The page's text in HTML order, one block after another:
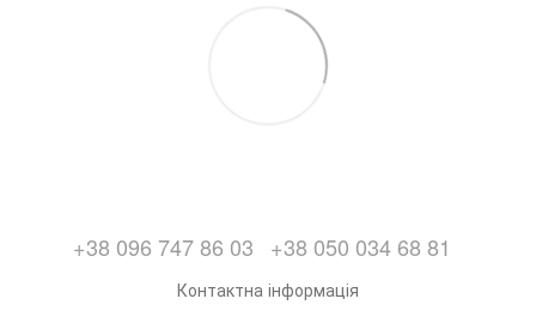
+38 096 747 86 03 +38 050 034 68 81
Контактна інформація